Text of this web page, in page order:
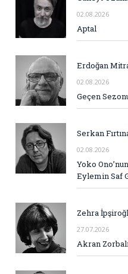
02.08.2026
Aptal
Erdoğan
02.08.2026
Geçen
Serkan
02.08.2026
Yoko
Eylemin Saf
Zehra
27.07.2026
Akran